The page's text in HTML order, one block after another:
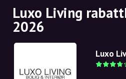
Samarbete
NO
NL
Luxo Living
2026
Luxo